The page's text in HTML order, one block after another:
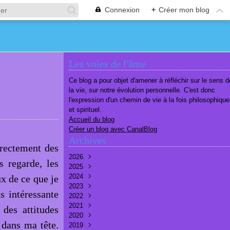
Connexion + Créer mon blog
des
regarde, les
de ce que je
intéressante
attitudes
ma tête.
Les voies de l'âme
Ce blog a pour objet d'amener à réfléchir sur le sens
la vie, sur notre évolution personnelle. C'est donc
l'expression d'un chemin de vie à la fois philosophique
et spirituel.
Accueil du blog
Créer un blog avec CanalBlog
Archives
2026
Août
Juillet
Juin
Mai(7)
Avril
Mars
Février
2025
Décembre
Novembre
Octobre
Septembre
Août
Juillet
2024
Décembre
Novembre
Octobre
Septembre
Août
2023
Décembre
Novembre
Octobre
Septembre
2022
Décembre
Septembre
Août
2021
Décembre
Novembre
2020
Décembre
2019